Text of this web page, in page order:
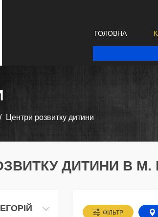
ГОЛОВНА
Центри розвитку дитини
ДИТИНИ В М.
ФІЛЬТР